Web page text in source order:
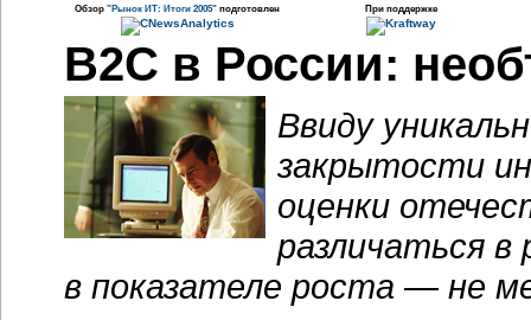
Обзор "Рынок ИТ: Итоги 2005" подготовлен При поддержке
B2C в России:
Ввиду
закрытости
оценки
различаться
в показателе роста — не